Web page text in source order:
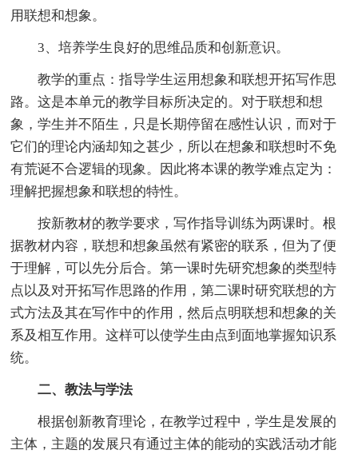
用联想和想象。
3、培养学生良好的思维品质和创新意识。
教学的重点：指导学生运用想象和联想开拓写作思
路。这是本单元的教学目标所决定的。对于联想和想
象，学生并不陌生，只是长期停留在感性认识，而对于
它们的理论内涵却知之甚少，所以在想象和联想时不免
有荒诞不合逻辑的现象。因此将本课的教学难点定为：
理解把握想象和联想的特性。
按新教材的教学要求，写作指导训练为两课时。根
据教材内容，联想和想象虽然有紧密的联系，但为了便
于理解，可以先分后合。第一课时先研究想象的类型特
点以及对开拓写作思路的作用，第二课时研究联想的方
式方法及其在写作中的作用，然后点明联想和想象的关
系及相互作用。这样可以使学生由点到面地掌握知识系
统。
二、教法与学法
根据创新教育理论，在教学过程中，学生是发展的
主体，主题的发展只有通过主体的能动的实践活动才能